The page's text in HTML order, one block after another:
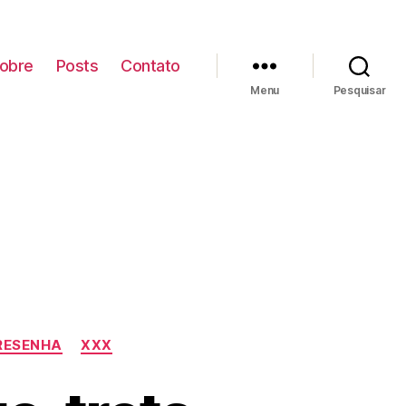
Posts Contato
Menu Pesquisar
XXX